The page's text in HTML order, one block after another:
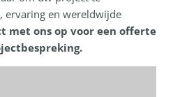
ervaring en wereldwijde
met ons op voor een offerte